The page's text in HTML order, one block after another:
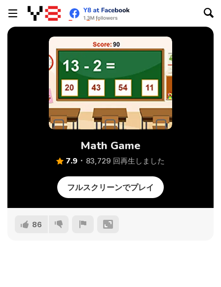
Math Game
7.9 83,729 回再生しました
フルスクリーンでプレイ
86